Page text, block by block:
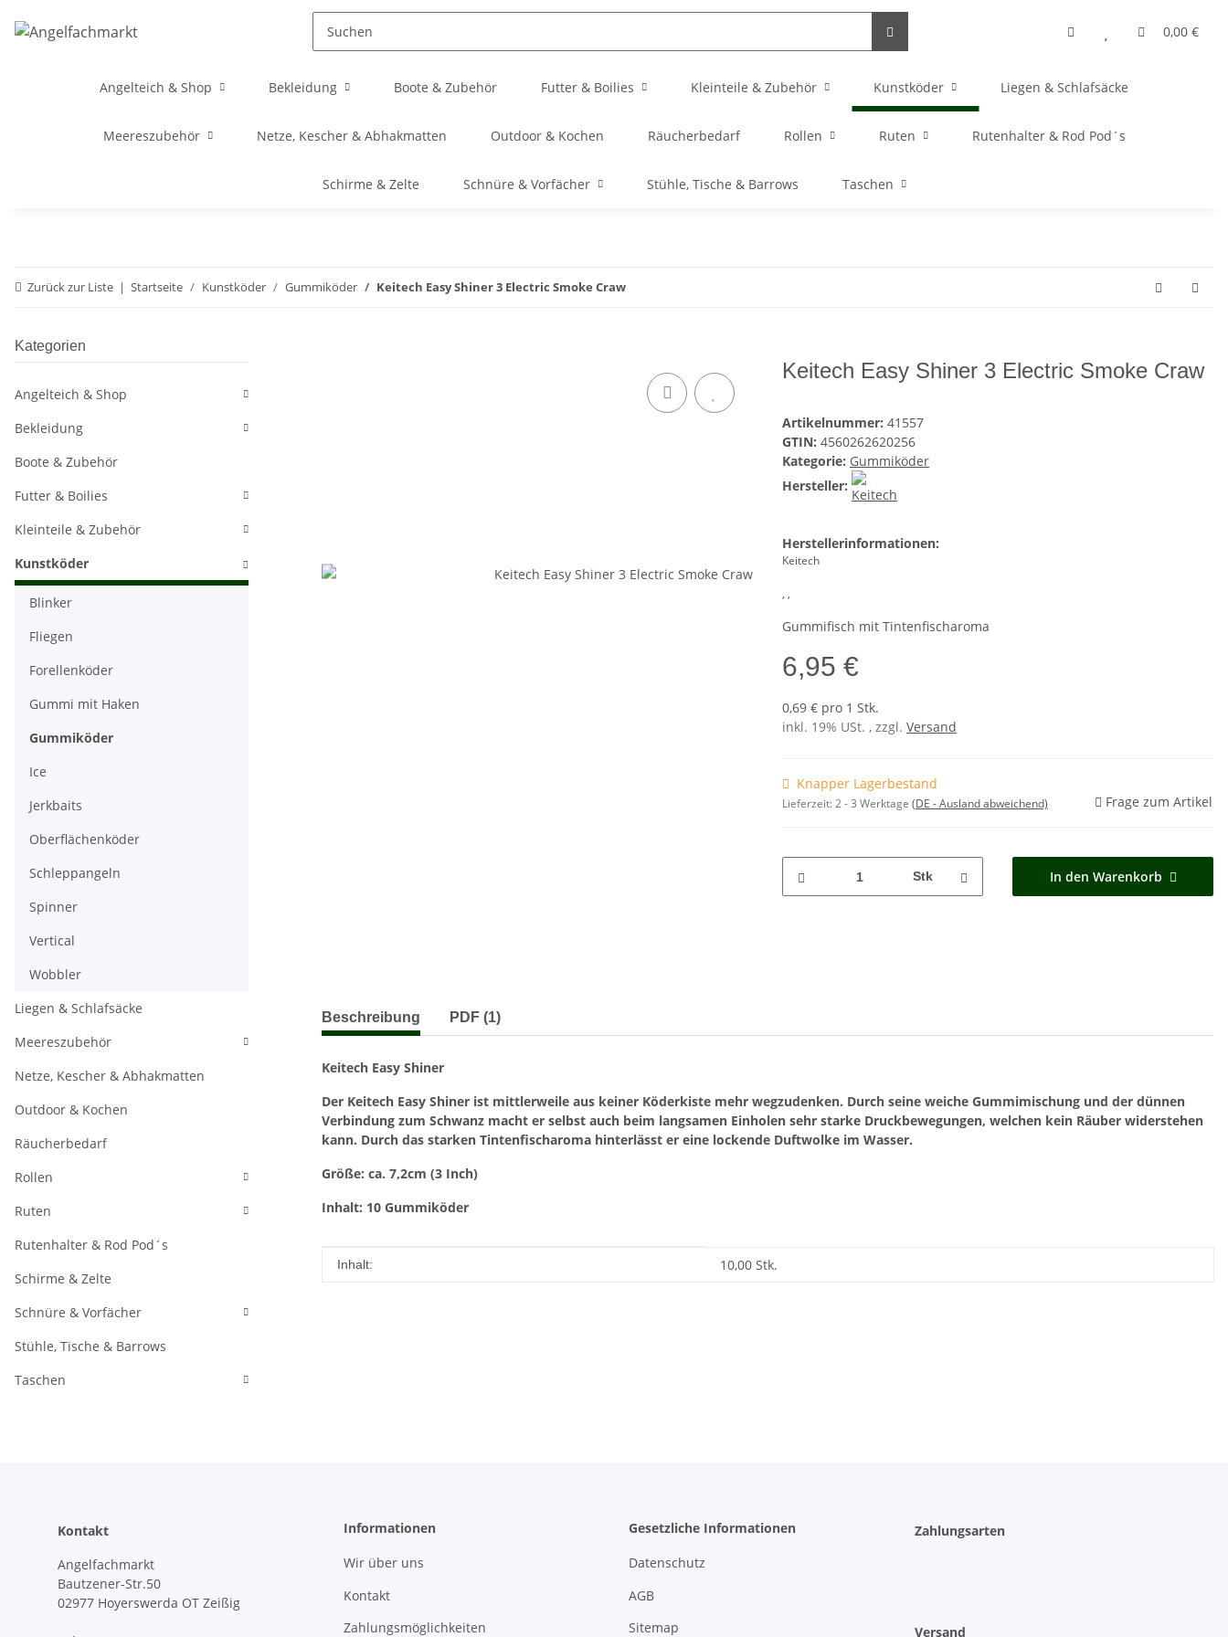
0,00 €
Angelteich & Shop Bekleidung Boote & Zubehör Futter & Boilies Kleinteile & Zubehör Kunstköder Liegen & Schlafsäcke
Meereszubehör Netze, Kescher & Abhakmatten Outdoor & Kochen Räucherbedarf Rollen Ruten Rutenhalter & Rod Pod´s
Schirme & Zelte Schnüre & Vorfächer Stühle, Tische & Barrows Taschen
Zurück zur Liste Startseite Kunstköder Gummiköder Keitech Easy Shiner 3 Electric Smoke Craw
Keitech Easy Shiner 3 Electric Smoke Craw
Artikelnummer: 41557
GTIN: 4560262620256
Kategorie: Gummiköder
Hersteller:
Herstellerinformationen:
Keitech
, ,
Gummifisch mit Tintenfischaroma
6,95 €
0,69 € pro 1 Stk.
inkl. 19% USt. , zzgl. Versand
Knapper Lagerbestand
Lieferzeit:2 - 3 Werktage (DE - Ausland abweichend) Frage zum Artikel
Stk In den Warenkorb
weitere Registerkarten anzeigen
Beschreibung PDF (1)
Keitech Easy Shiner
Der Keitech Easy Shiner ist mittlerweile aus keiner Köderkiste mehr wegzudenken. Durch seine weiche Gummimischung und der dünnen
Verbindung zum Schwanz macht er selbst auch beim langsamen Einholen sehr starke Druckbewegungen, welchen kein Räuber widerstehen
kann. Durch das starken Tintenfischaroma hinterlässt er eine lockende Duftwolke im Wasser.
Größe: ca. 7,2cm (3 Inch)
Inhalt: 10 Gummiköder
Produkteigenschaft
Wert
Inhalt: 10,00 Stk.
Kategorien
Angelteich & Shop
Bekleidung
Boote & Zubehör
Futter & Boilies
Kleinteile & Zubehör
Kunstköder
Blinker
Fliegen
Forellenköder
Gummi mit Haken
Gummiköder
Ice
Jerkbaits
Oberflächenköder
Schleppangeln
Spinner
Vertical
Wobbler
Liegen & Schlafsäcke
Meereszubehör
Netze, Kescher & Abhakmatten
Outdoor & Kochen
Räucherbedarf
Rollen
Ruten
Rutenhalter & Rod Pod´s
Schirme & Zelte
Schnüre & Vorfächer
Stühle, Tische & Barrows
Taschen
Kontakt
Angelfachmarkt
Bautzener-Str.50
02977 Hoyerswerda OT Zeißig
Informationen
Wir über uns
Kontakt
Zahlungsmöglichkeiten
Gesetzliche Informationen
Datenschutz
AGB
Sitemap
Zahlungsarten
Versand